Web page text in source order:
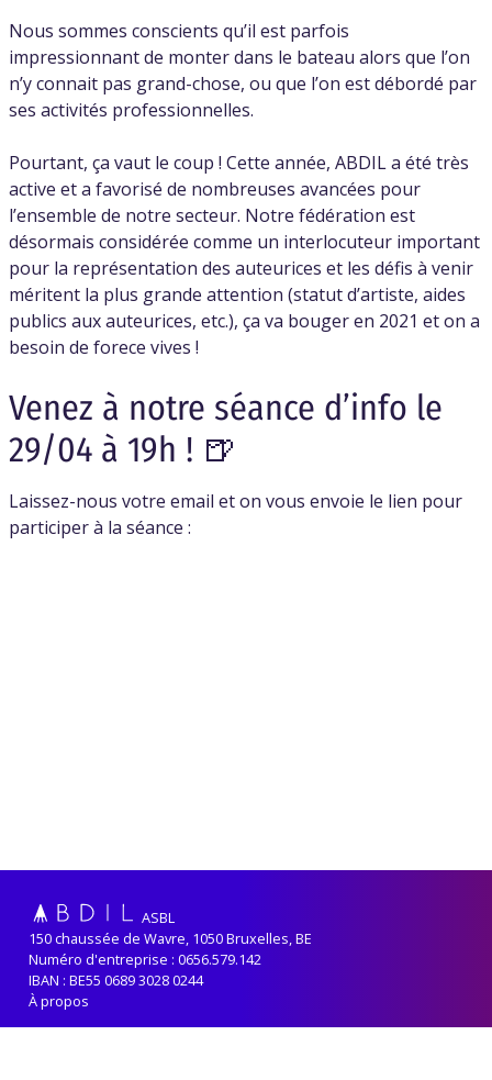
Nous sommes conscients qu’il est parfois
impressionnant de monter dans le bateau alors que l’on
n’y connait pas grand-chose, ou que l’on est débordé par
ses activités professionnelles.
Pourtant, ça vaut le coup ! Cette année, ABDIL a été très
active et a favorisé de nombreuses avancées pour
l’ensemble de notre secteur. Notre fédération est
désormais considérée comme un interlocuteur important
pour la représentation des auteurices et les défis à venir
méritent la plus grande attention (statut d’artiste, aides
publics aux auteurices, etc.), ça va bouger en 2021 et on a
besoin de forece vives !
Venez à notre séance d’info le
29/04 à 19h ! 🍺
Laissez-nous votre email et on vous envoie le lien pour
participer à la séance :
ASBL
150 chaussée de Wavre, 1050 Bruxelles, BE
Numéro d'entreprise : 0656.579.142
IBAN : BE55 0689 3028 0244
À propos
Adhérer